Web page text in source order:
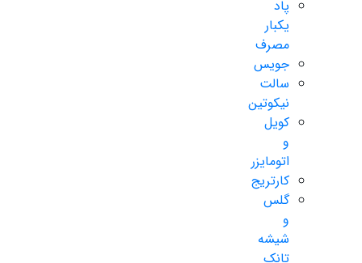
پاد
یکبار
مصرف
جویس
سالت
نیکوتین
کویل
و
اتومایزر
کارتریج
گلس
و
شیشه
تانک